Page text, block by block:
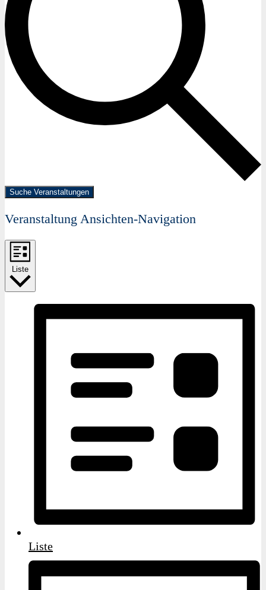
Suche Veranstaltungen
Veranstaltung Ansichten-Navigation
Liste
Liste